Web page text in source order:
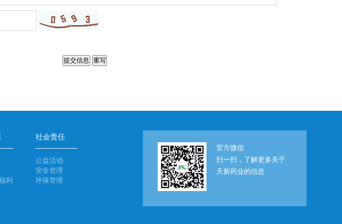
利
社会责任
公益活动
安全管理
环保管理
官方微信
扫一扫，了解更多关于
天新药业的信息